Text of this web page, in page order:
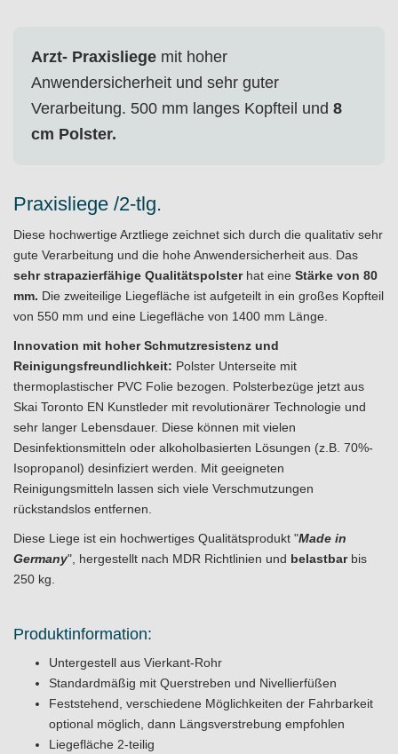
Arzt- Praxisliege mit hoher
Anwendersicherheit und sehr guter
Verarbeitung. 500 mm langes Kopfteil und 8
cm Polster.
Praxisliege /2-tlg.
Diese hochwertige Arztliege zeichnet sich durch die qualitativ sehr
gute Verarbeitung und die hohe Anwendersicherheit aus. Das
sehr strapazierfähige Qualitätspolsterhat eine Stärke von 80
mm. Die zweiteilige Liegefläche ist aufgeteilt in ein großes Kopfteil
von 550 mm und eine Liegefläche von 1400 mm Länge.
Innovation mit hoher Schmutzresistenz und
Reinigungsfreundlichkeit: Polster Unterseite mit
thermoplastischer PVC Folie bezogen. Polsterbezüge jetzt aus
Skai Toronto EN Kunstleder mit revolutionärer Technologie und
sehr langer Lebensdauer. Diese können mit vielen
Desinfektionsmitteln oder alkoholbasierten Lösungen (z.B. 70%-
Isopropanol) desinfiziert werden. Mit geeigneten
Reinigungsmitteln lassen sich viele Verschmutzungen
rückstandslos entfernen.
Diese Liege ist ein hochwertiges Qualitätsprodukt "Made in
Germany", hergestellt nach MDR Richtlinien und belastbarbis
250 kg.
Produktinformation:
Untergestell aus Vierkant-Rohr
Standardmäßig mit Querstreben und Nivellierfüßen
Feststehend, verschiedene Möglichkeiten der Fahrbarkeit
optional möglich, dann Längsverstrebung empfohlen
Liegefläche 2-teilig